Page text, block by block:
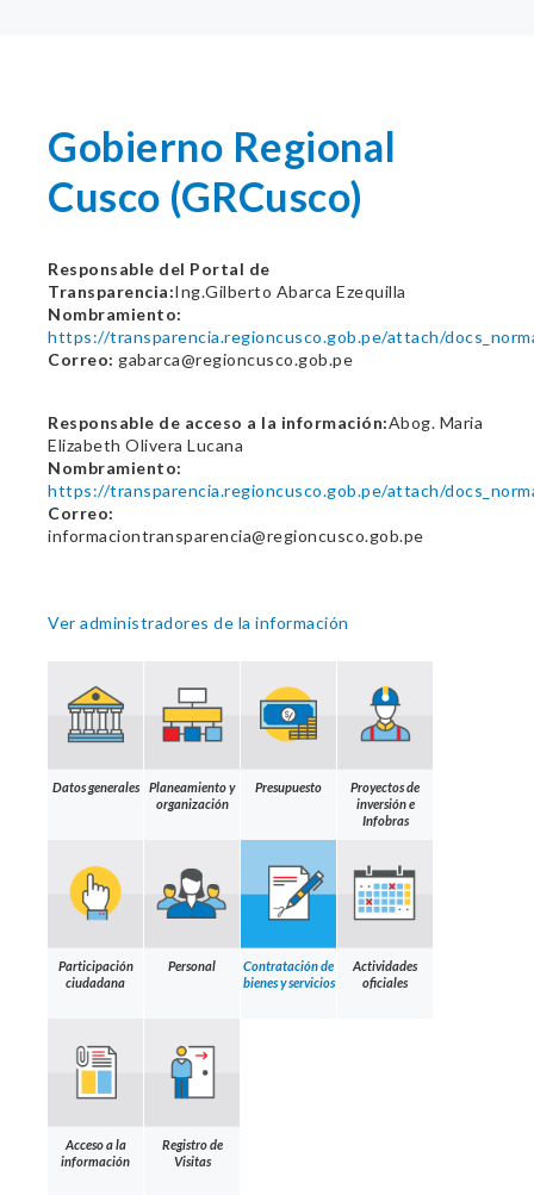
Gobierno Regional
Cusco (GRCusco)
Responsable del Portal de
Transparencia:Ing.Gilberto Abarca Ezequilla
Nombramiento:
https://transparencia.regioncusco.gob.pe/attach/
Correo: gabarca@regioncusco.gob.pe
Responsable de acceso a la información:Abog. Maria
Elizabeth Olivera Lucana
Nombramiento:
https://transparencia.regioncusco.gob.pe/attach/
Correo:
informaciontransparencia@regioncusco.gob.pe
Ver administradores de la información
Datos generales
Planeamiento y
organización
Presupuesto
Proyectos de
inversión e
Infobras
Participación
ciudadana
Personal
Contratación de
bienes y servicios
Actividades
oficiales
Acceso a la
información
Registro de
Visitas